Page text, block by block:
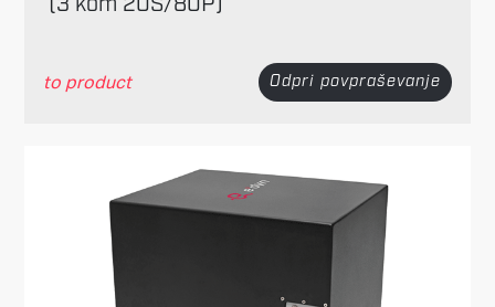
to product Odpri povpraševanje